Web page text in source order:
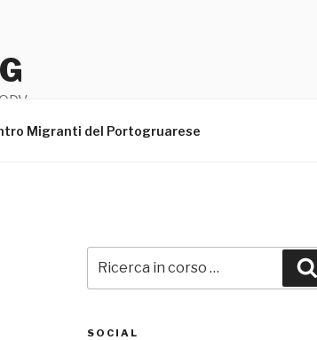
Migranti del Portogruarese
SOCIAL